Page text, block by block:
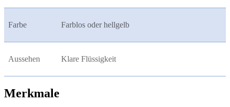
Farbe Farblos oder hellgelb
Aussehen Klare Flüssigkeit
Merkmale